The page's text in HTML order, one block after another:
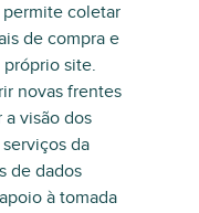
coletar
de compra e
site.
novas frentes
visão dos
da
de dados
à tomada